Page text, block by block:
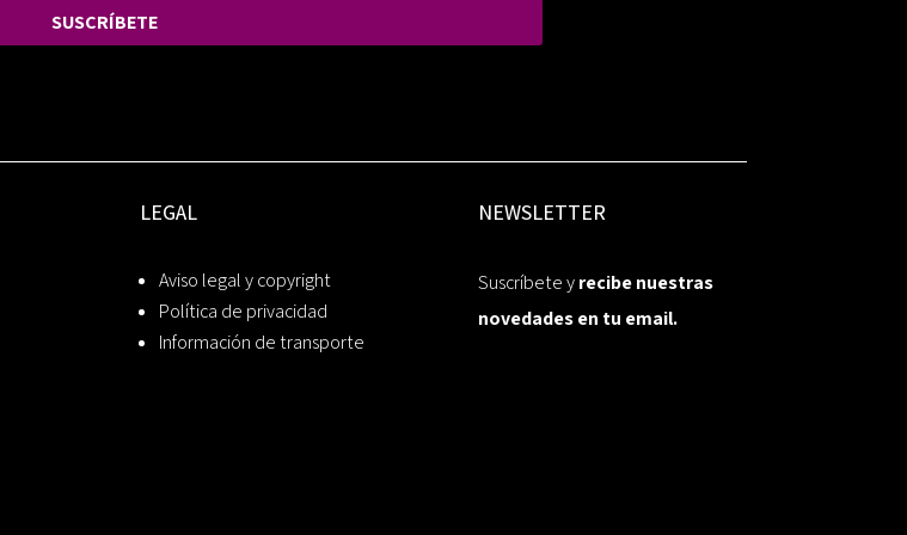
SUSCRÍBETE
LEGAL
Aviso legal y copyright
Política de privacidad
Información de transporte
NEWSLETTER
Suscríbete yrecibe nuestras
novedades en tu email.